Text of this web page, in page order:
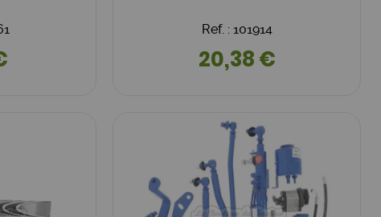
Ref. : 101914
20,38 €